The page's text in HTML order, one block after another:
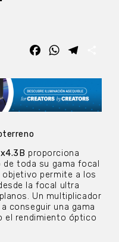
FacebookWhatsApp
proporciona
de toda su gama focal
objetivo permite a los
la focal ultra
Un multiplicador
conseguir una gama
el rendimiento óptico